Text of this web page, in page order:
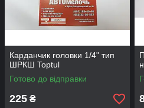
Карданчик головки 1/4" тип
ШРКШ Toptul
Готово до відправки
225 ₴